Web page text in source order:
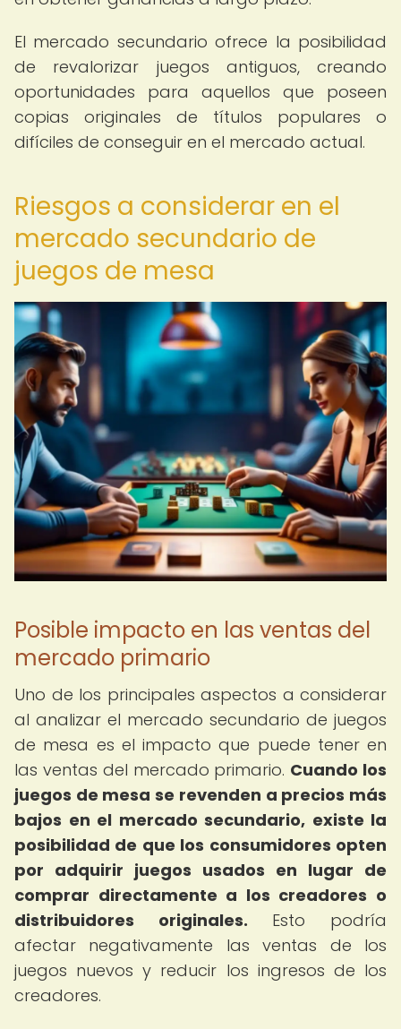
El mercado secundario ofrece la posibilidad
de revalorizar juegos antiguos, creando
oportunidades para aquellos que poseen
copias originales de títulos populares o
difíciles de conseguir en el mercado actual.
Riesgos a considerar en el
mercado secundario de
juegos de mesa
Posible impacto en las ventas del
mercado primario
Uno de los principales aspectos a considerar
al analizar el mercado secundario de juegos
de mesa es el impacto que puede tener en
las ventas del mercado primario. Cuando los
juegos de mesa se revenden a precios más
bajos en el mercado secundario, existe la
posibilidad de que los consumidores opten
por adquirir juegos usados en lugar de
comprar directamente a los creadores o
distribuidores originales. Esto podría
afectar negativamente las ventas de los
juegos nuevos y reducir los ingresos de los
creadores.